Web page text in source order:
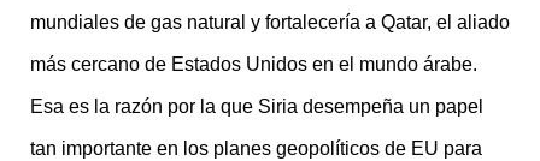
mundiales de gas natural y fortalecería a Qatar, el aliado
más cercano de Estados Unidos en el mundo árabe.
Esa es la razón por la que Siria desempeña un papel
tan importante en los planes geopolíticos de EU para